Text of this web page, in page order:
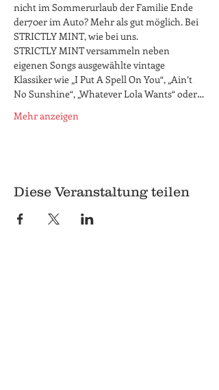
nicht im Sommerurlaub der Familie Ende
der70er im Auto? Mehr als gut möglich. Bei
STRICTLY MINT, wie bei uns.
STRICTLY MINT versammeln neben
eigenen Songs ausgewählte vintage
Klassiker wie „I Put A Spell On You“, „Ain’t
No Sunshine“, „Whatever Lola Wants“ oder…
Mehr anzeigen
Diese Veranstaltung teilen